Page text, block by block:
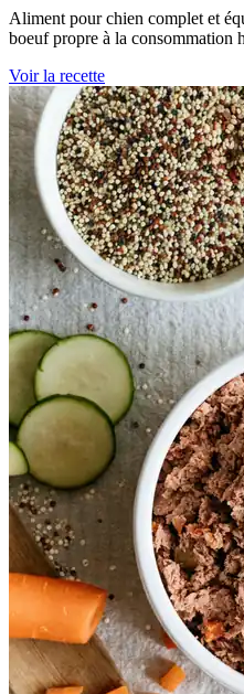
Aliment pour chien complet et
boeuf propre à la consommation
Voir la recette